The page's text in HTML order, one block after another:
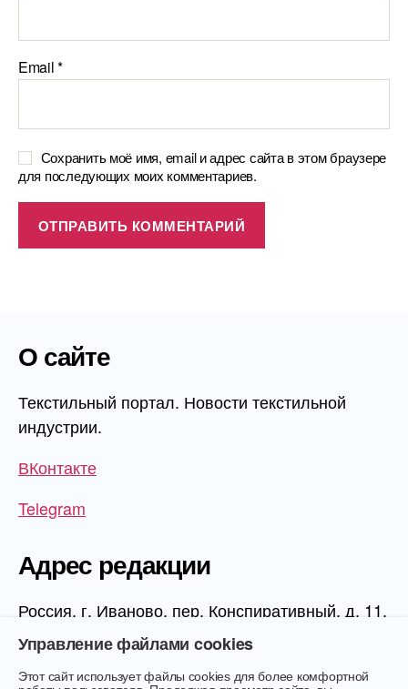
Email*
Сохранить моё имя, email и адрес сайта в этом браузере
для последующих моих комментариев.
О сайте
Текстильный портал. Новости текстильной
индустрии.
ВКонтакте
Telegram
Адрес редакции
Россия, г. Иваново, пер. Конспиративный, д. 11,
1 этаж, офис 1006
Управление файлами cookies
Этот сайт использует файлы cookies для более комфортной